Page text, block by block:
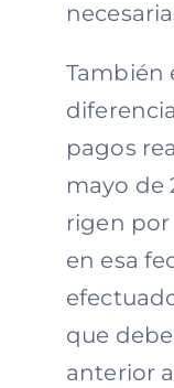
También
pagos
mayo de
rigen por
en esa
que
anterior